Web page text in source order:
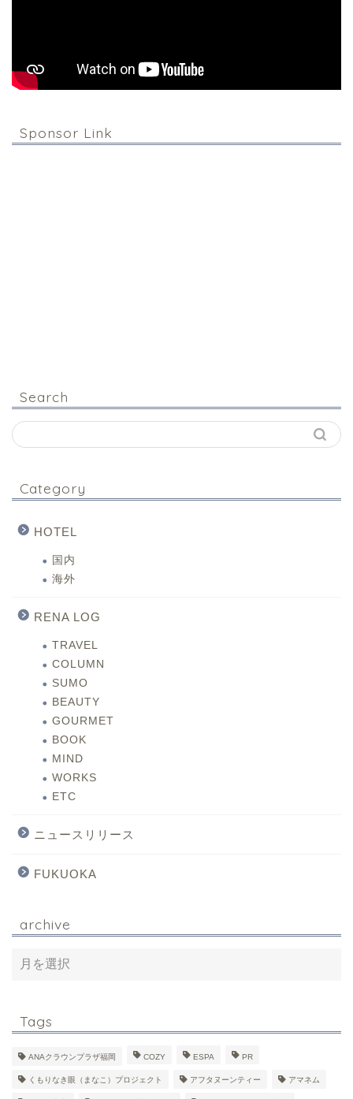
Sponsor Link
Search
Category
HOTEL
国内
海外
RENA LOG
TRAVEL
COLUMN
SUMO
BEAUTY
GOURMET
BOOK
MIND
WORKS
ETC
ニュースリリース
FUKUOKA
archive
Tags
ANAクラウンプラザ福岡 COZY ESPA PR
くもりなき眼（まなこ）プロジェクト アフタヌーンティー アマネム